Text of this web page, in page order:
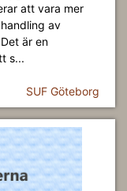
att vara mer
av
är en
s...
SUF Göteborg